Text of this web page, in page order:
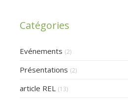
Catégories
Evénements (2)
Présentations (2)
article REL (13)